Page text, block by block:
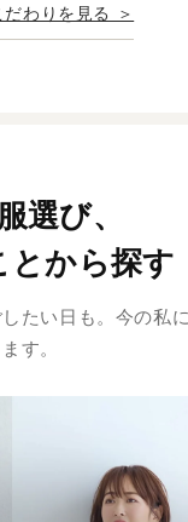
わりを見る ＞
選び、
とから探す
たい日も。今の私
す。